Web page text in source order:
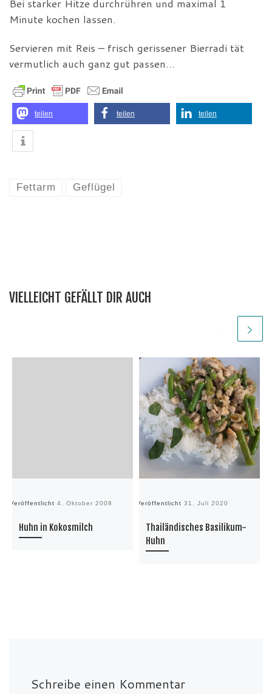
Bei starker Hitze durchrühren und maximal 1
Minute kochen lassen.
Servieren mit Reis – frisch gerissener Bierradi tät
vermutlich auch ganz gut passen…
teilen teilen teilen
Fettarm Geflügel
VIELLEICHT GEFÄLLT DIR AUCH
Veröffentlicht 4. Oktober 2008
Huhn in Kokosmilch
Veröffentlicht 31. Juli 2020
Thailändisches Basilikum-
Huhn
Schreibe einen Kommentar